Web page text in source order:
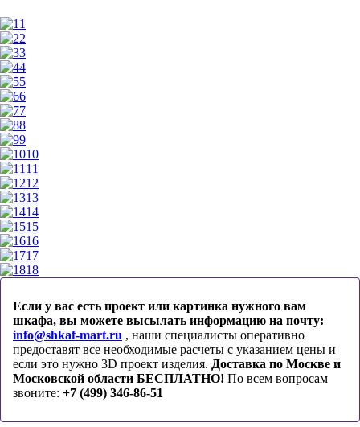
1
2
3
4
5
6
7
8
9
10
11
12
13
14
15
16
17
18
Если у вас есть проект или картинка нужного вам
шкафа, вы можете высылать информацию на почту:
info@shkaf-mart.ru , наши специалисты оперативно
предоставят все необходимые расчеты с указанием цены и
если это нужно 3D проект изделия. Доставка по Москве и
Московской области БЕСПЛАТНО! По всем вопросам
звоните: +7 (499) 346-86-51